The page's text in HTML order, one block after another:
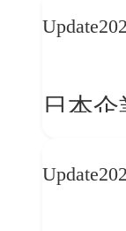
Update
日本
レンド
Update